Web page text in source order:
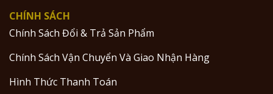
CHÍNH SÁCH
Chính Sách Đổi & Trả Sản Phẩm
Chính Sách Vận Chuyển Và Giao Nhận Hàng
Hình Thức Thanh Toán